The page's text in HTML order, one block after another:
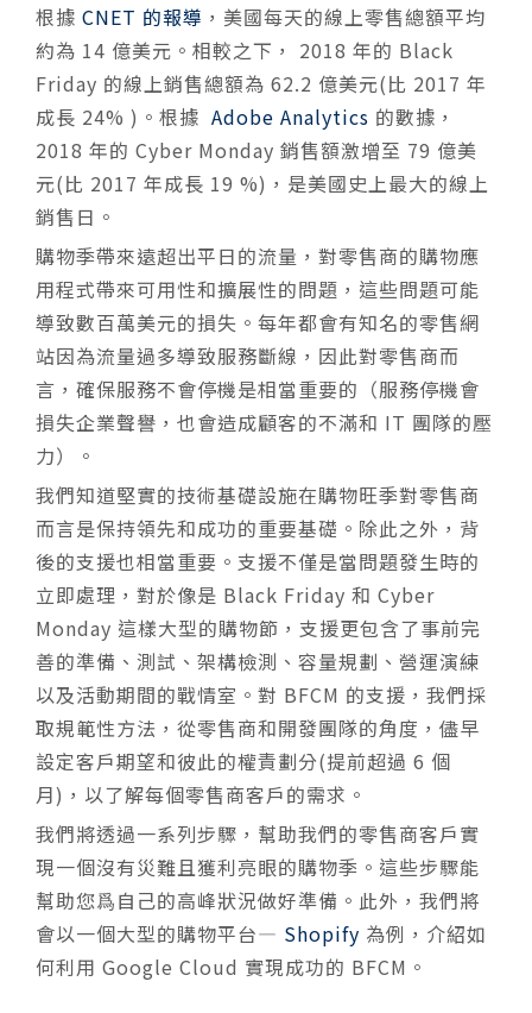
根據 CNET 的報導 ，美國每天的線上零售總額平均
約為 14 億美元。相較之下， 2018 年的 Black
Friday 的線上銷售總額為 62.2 億美元(比 2017 年
成長 24% )。根據 Adobe Analytics 的數據，
2018 年的 Cyber Monday 銷售額激增至 79 億美
元(比 2017 年成長 19 %)，是美國史上最大的線上
銷售日。
購物季帶來遠超出平日的流量，對零售商的購物應
用程式帶來可用性和擴展性的問題，這些問題可能
導致數百萬美元的損失。每年都會有知名的零售網
站因為流量過多導致服務斷線，因此對零售商而
言，確保服務不會停機是相當重要的（服務停機會
損失企業聲譽，也會造成顧客的不滿和 IT 團隊的壓
力）。
我們知道堅實的技術基礎設施在購物旺季對零售商
而言是保持領先和成功的重要基礎。除此之外，背
後的支援也相當重要。支援不僅是當問題發生時的
立即處理，對於像是 Black Friday 和 Cyber
Monday 這樣大型的購物節，支援更包含了事前完
善的準備、測試、架構檢測、容量規劃、營運演練
以及活動期間的戰情室。對 BFCM 的支援，我們採
取規範性方法，從零售商和開發團隊的角度，儘早
設定客戶期望和彼此的權責劃分(提前超過 6 個
月)，以了解每個零售商客戶的需求。
我們將透過一系列步驟，幫助我們的零售商客戶實
現一個沒有災難且獲利亮眼的購物季。這些步驟能
幫助您爲自己的高峰狀況做好準備。此外，我們將
會以一個大型的購物平台— Shopify 為例，介紹如
何利用 Google Cloud 實現成功的 BFCM。